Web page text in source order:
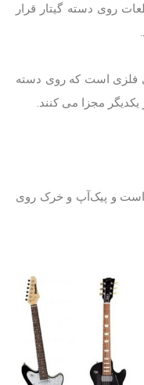
روی دسته گیتار قرار
فلزی است که روی دسته
مجزا می کنند.
است و پیک‌آپ و خرک روی